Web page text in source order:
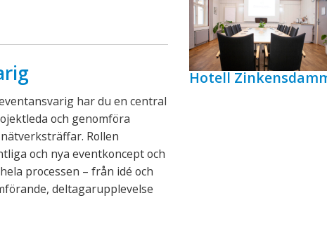
har du en central
och genomföra
Rollen
och nya eventkoncept och
processen – från idé och
deltagarupplevelse
Hotell